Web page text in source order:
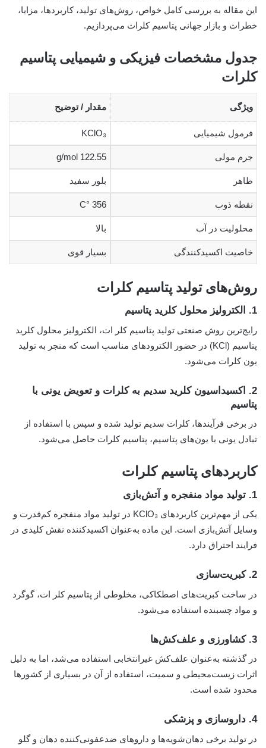
این مقاله به بررسی کامل خواص، روش‌های تولید، کاربردها، مزایا،
خطرات و بازار جهانی پتاسیم کلرات می‌پردازیم.
جدول مشخصات فیزیکی و شیمیایی پتاسیم
کلرات
ویژگی مقدار / توضیح
فرمول شیمیایی KClO₃
جرم مولی 122.55 g/mol
ظاهر بلور سفید
نقطه ذوب 356 °C
محلولیت در آب بالا
خاصیت اکسیدکنندگی بسیار قوی
روش‌های تولید پتاسیم کلرات
1. الکترولیز محلول کلرید پتاسیم
رایج‌ترین روش صنعتی تولید پتاسیم کلر ات، الکترولیز محلول کلرید
پتاسیم (KCl) در حضور الکترودهای مناسب است که منجر به تولید
یون کلرات می‌شود.
2.
اکسیداسیون کلرید سدیم به کلرات و تعویض یونی با
پتاسیم
در برخی فرآیندها، کلرات سدیم تولید شده و سپس با استفاده از
تبادل یونی با یون‌های پتاسیم، پتاسیم کلرات حاصل می‌شود.
کاربردهای پتاسیم کلرات
1. تولید مواد منفجره و آتش‌بازی
یکی از مهم‌ترین کاربردهای KClO₃ در تولید مواد منفجره کم‌قدرت و
وسایل آتش‌بازی است. این ماده به‌عنوان اکسیدکننده نقش کلیدی در
فرایند احتراق دارد.
2. کبریت‌سازی
در ساخت کبریت‌های اصطکاکی، مخلوطی از پتاسیم کلر ات، گوگرد
و مواد چسبنده استفاده می‌شود.
3. کشاورزی و علف‌کش‌ها
در گذشته به‌عنوان علف‌کش غیرانتخابی استفاده می‌شد، اما به دلیل
اثرات زیست‌محیطی و سمیت، استفاده از آن در بسیاری از کشورها
محدود شده است.
4. داروسازی و پزشکی
در تولید برخی دهان‌شویه‌ها و داروهای ضدعفونی‌کننده دهان و گلو